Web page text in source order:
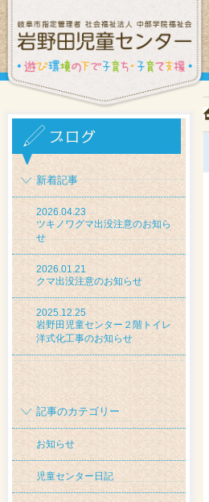
新着記事
2026.04.23
ツキノワグマ出没注意のお知ら
せ
2026.01.21
クマ出没注意のお知らせ
2025.12.25
岩野田児童センター２階トイレ
洋式化工事のお知らせ
記事のカテゴリー
お知らせ
児童センター日記